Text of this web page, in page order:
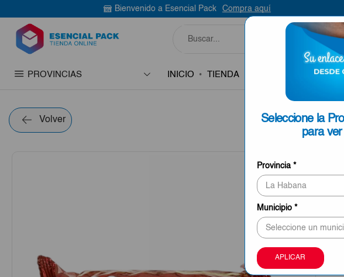
Seleccione la
para
Provincia *
Municipio *
APLICAR
Bienvenido a Esencial Pack Compra aquí
SEARCH
INPUT
PROVINCIAS INICIO TIENDA
Volver